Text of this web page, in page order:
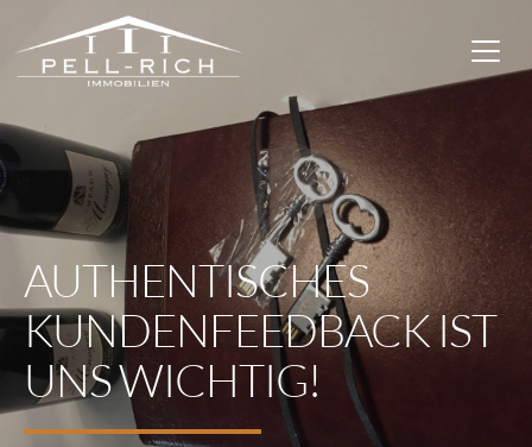
AUTHENTISCHES
KUNDENFEEDBACK IST
UNS WICHTIG!